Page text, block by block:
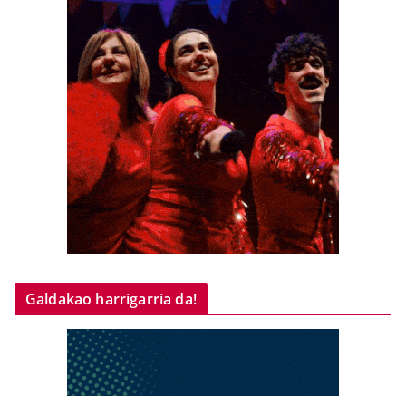
Galdakao harrigarria da!